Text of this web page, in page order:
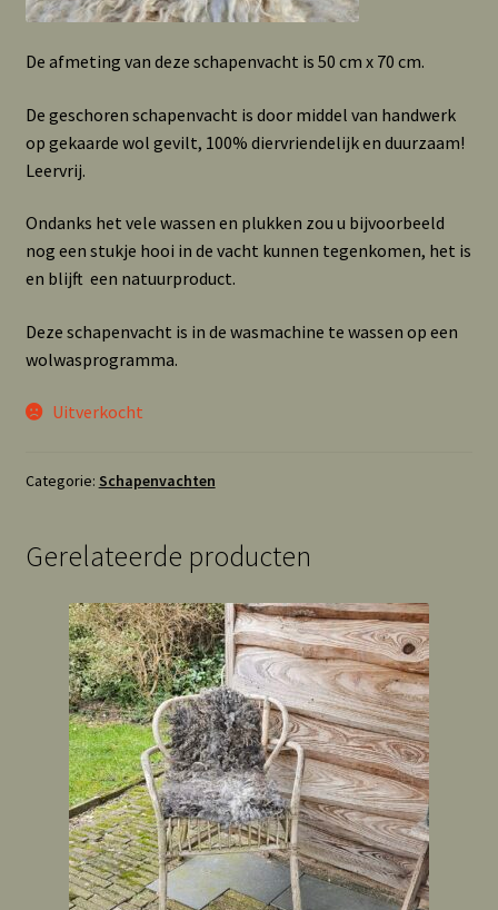
De afmeting van deze schapenvacht is 50 cm x 70 cm.
De geschoren schapenvacht is door middel van handwerk
op gekaarde wol gevilt, 100% diervriendelijk en duurzaam!
Leervrij.
Ondanks het vele wassen en plukken zou u bijvoorbeeld
nog een stukje hooi in de vacht kunnen tegenkomen, het is
en blijft een natuurproduct.
Deze schapenvacht is in de wasmachine te wassen op een
wolwasprogramma.
Uitverkocht
Categorie: Schapenvachten
Gerelateerde producten